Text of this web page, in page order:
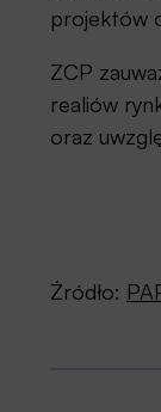
projektów
ZCP
realiów
oraz
Źródło: